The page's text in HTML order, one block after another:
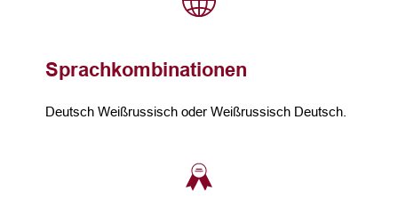
Sprachkombinationen
Deutsch Weißrussisch oder Weißrussisch Deutsch.